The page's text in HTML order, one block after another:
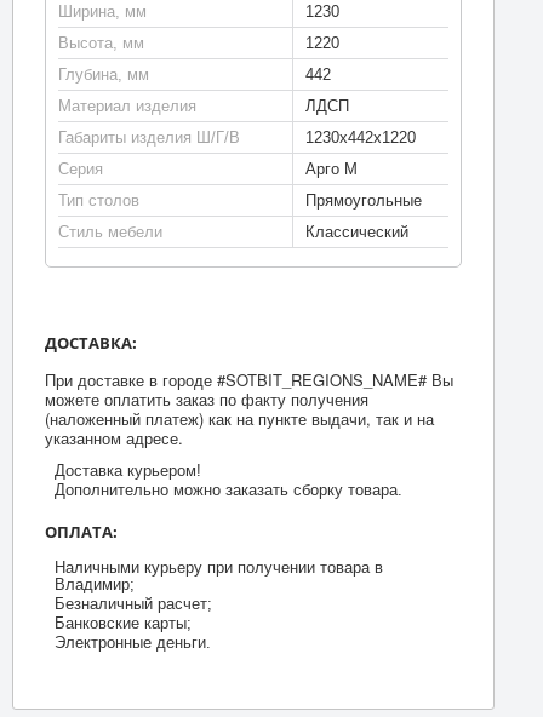
Ширина, мм
1230
Высота, мм
1220
Глубина, мм
442
Материал изделия
ЛДСП
Габариты изделия Ш/Г/В
1230х442х1220
Серия
Арго М
Тип столов
Прямоугольные
Стиль мебели
Классический
ДОСТАВКА:
При доставке в городе #SOTBIT_REGIONS_NAME# Вы
можете оплатить заказ по факту получения
(наложенный платеж) как на пункте выдачи, так и на
указанном адресе.
Доставка курьером!
Дополнительно можно заказать сборку товара.
ОПЛАТА:
Наличными курьеру при получении товара в
Владимир;
Безналичный расчет;
Банковские карты;
Электронные деньги.